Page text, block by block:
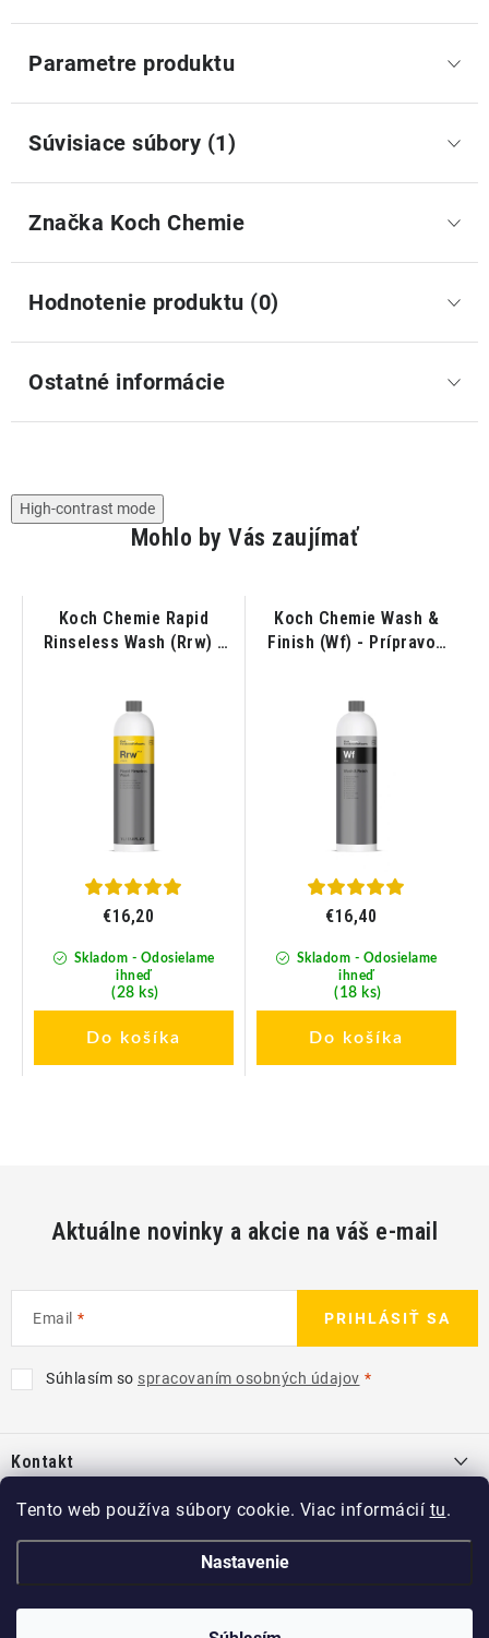
Tento web používa súbory cookie. Viac informácií tu.
Nastavenie
Parametre produktu
Súvisiace súbory (1)
Značka Koch Chemie
Hodnotenie produktu (0)
Ostatné informácie
High-contrast mode
Mohlo by Vás zaujímať
Koch Chemie Rapid
Rinseless Wash (Rrw) -
Skladom - Odosielame
ihneď
(28 ks)
€16,20
Do košíka
Koch Chemie Wash &
Finish (Wf) - Prípravok
Skladom - Odosielame
ihneď
(18 ks)
€16,40
Do košíka
Aktuálne novinky a akcie na váš e-mail
Email
Súhlasím so spracovaním osobných údajov
PRIHLÁSIŤ SA
pKontakt
info@ kcshop.sk
+421 918 725 111
Kategórie
O nás